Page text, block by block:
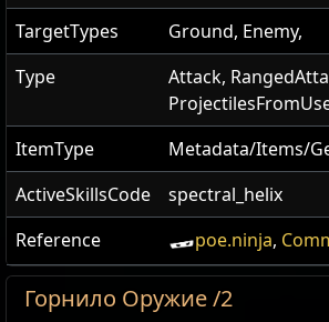
TargetTypes
Ground, Enemy,
Type
Attack,
ItemType
Metadata/Items/
ActiveSkillsCode
spectral_helix
Reference
poe.ninja,
Горнило Оружие /2